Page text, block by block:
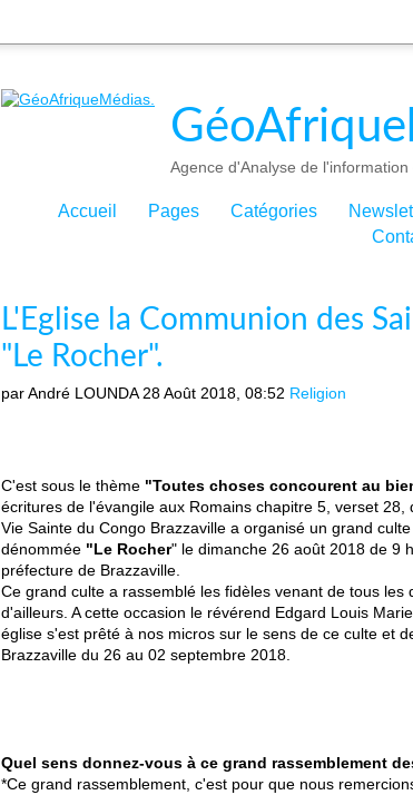
Agence d'Analyse de l'information
Accueil Pages Catégories
L'Eglise la Communion des
"Le Rocher".
par André LOUNDA 28 Août 2018, 08:52 Religion
C'est sous le thème "Toutes choses concourent au
écritures de l'évangile aux Romains chapitre 5, verset 28,
Vie Sainte du Congo Brazzaville a organisé un grand
dénommée "Le Rocher" le dimanche 26 août 2018 de 9
préfecture de Brazzaville.
Ce grand culte a rassemblé les fidèles venant de tous
d'ailleurs. A cette occasion le révérend Edgard Louis
église s'est prêté à nos micros sur le sens de ce culte et
Brazzaville du 26 au 02 septembre 2018.
Quel sens donnez-vous à ce grand rassemblement
*Ce grand rassemblement, c'est pour que nous